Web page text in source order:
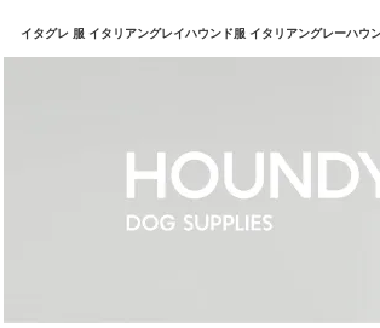
イタグレ 服 イタリアングレイハウンド服 イタリアングレーハ